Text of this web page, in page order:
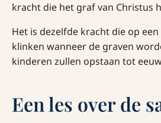
kracht die het graf van Christus
Het is dezelfde kracht die op
klinken wanneer de graven
kinderen zullen opstaan tot
Een les over de